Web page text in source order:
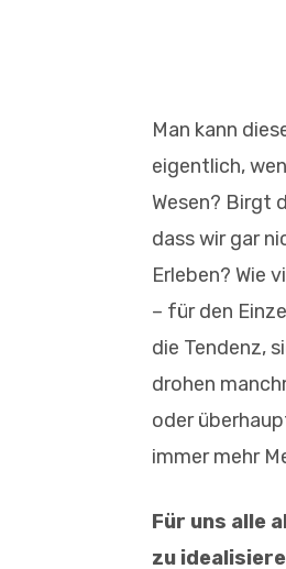
Man kann
eigentlich,
Wesen? Birgt
dass wir gar
Erleben? Wie
– für den
die Tendenz,
drohen
oder
immer mehr
Für uns alle
zu